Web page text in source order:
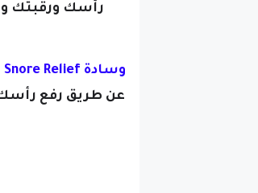
رأسك ورقبتك
وسادة GoodMorning Snore Relief:
عن طريق رفع رأسك